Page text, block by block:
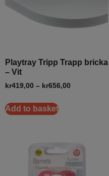
Playtray Tripp Trapp bricka
– Vit
kr419,00 – kr656,00
Add to basket